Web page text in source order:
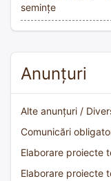
semințe
Anunțuri
Alte anunțuri /
Comunicări
Elaborare proiecte
Elaborare proiecte